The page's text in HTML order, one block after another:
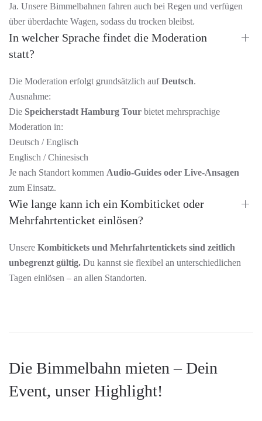
Ja. Unsere Bimmelbahnen fahren auch bei Regen und verfügen
über überdachte Wagen, sodass du trocken bleibst.
In welcher Sprache findet die Moderation
statt?
Die Moderation erfolgt grundsätzlich aufDeutsch.
Ausnahme:
Die Speicherstadt Hamburg Tour bietet mehrsprachige
Moderation in:
Deutsch / Englisch
Englisch / Chinesisch
Je nach Standort kommen Audio-Guides oder Live-Ansagen
zum Einsatz.
Wie lange kann ich ein Kombiticket oder
Mehrfahrtenticket einlösen?
Unsere Kombitickets und Mehrfahrtentickets sind zeitlich
unbegrenzt gültig. Du kannst sie flexibel an unterschiedlichen
Tagen einlösen – an allen Standorten.
Die Bimmelbahn mieten – Dein
Event, unser Highlight!